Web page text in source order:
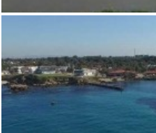
נחלות ונכסי יוקרה בסביבת חוף בית